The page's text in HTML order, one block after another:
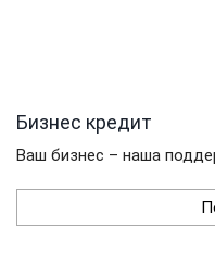
Бизнес кредит
Ваш бизнес – наша